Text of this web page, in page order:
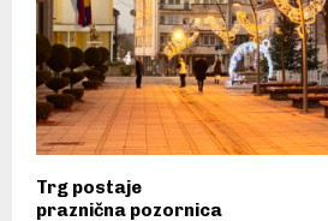
Trg postaje
praznična pozornica